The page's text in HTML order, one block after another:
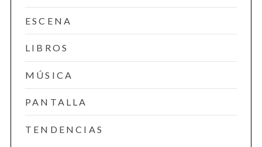
ESCENA
LIBROS
MÚSICA
PANTALLA
TENDENCIAS